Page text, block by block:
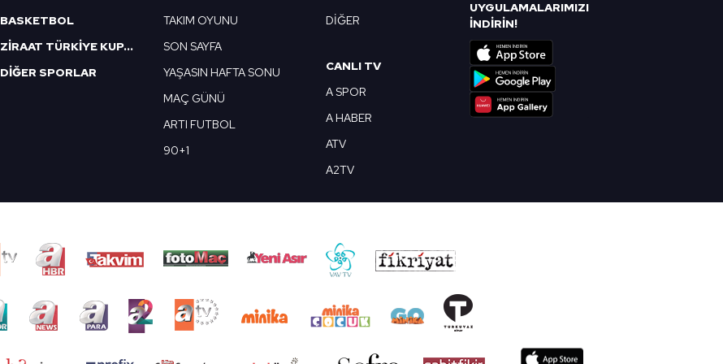
BASKETBOL
ZİRAAT TÜRKİYE KUPASI
DİĞER SPORLAR
TAKIM OYUNU
SON SAYFA
YAŞASIN HAFTA SONU
MAÇ GÜNÜ
ARTI FUTBOL
90+1
DİĞER
CANLI TV
A SPOR
A HABER
ATV
A2TV
UYGULAMALARIMIZI
İNDİRİN!